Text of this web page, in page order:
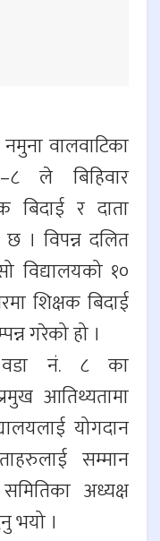
वालवाटिका
ले बिहिवार
बिदाई र दाता
छ । विपन्न दलित
विद्यालयको १०
शिक्षक बिदाई
गरेको हो ।
वडा नं. ८ का
आतिथ्यतामा
योगदान
सम्मान
अध्यक्ष
भयो ।